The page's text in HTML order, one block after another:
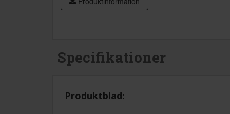
Specifikationer
Produktblad: